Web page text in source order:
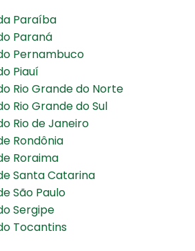
Paraíba
Paraná
Pernambuco
Piauí
Rio Grande do Norte
Rio Grande do Sul
Rio de Janeiro
Rondônia
Roraima
Santa Catarina
São Paulo
Sergipe
Tocantins